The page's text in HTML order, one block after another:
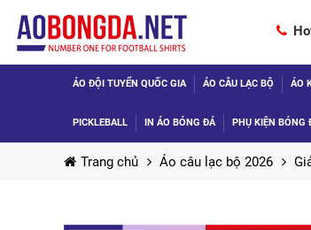
ÁO ĐỘI TUYỂN QUỐC GIA ÁO CÂU LẠC BỘ ÁO
PICKLEBALL IN ÁO BÓNG ĐÁ PHỤ KIỆN BÓNG
Trang chủ Áo câu lạc bộ 2026